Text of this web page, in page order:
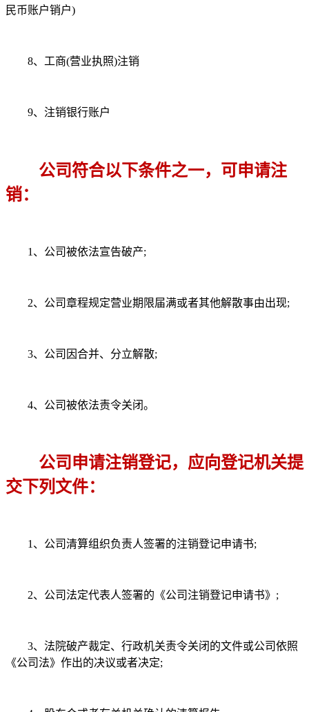
民币账户销户)
8、工商(营业执照)注销
9、注销银行账户
公司符合以下条件之一，可申请注
销：
1、公司被依法宣告破产;
2、公司章程规定营业期限届满或者其他解散事由出现;
3、公司因合并、分立解散;
4、公司被依法责令关闭。
公司申请注销登记，应向登记机关提
交下列文件：
1、公司清算组织负责人签署的注销登记申请书;
2、公司法定代表人签署的《公司注销登记申请书》;
3、法院破产裁定、行政机关责令关闭的文件或公司依照
《公司法》作出的决议或者决定;